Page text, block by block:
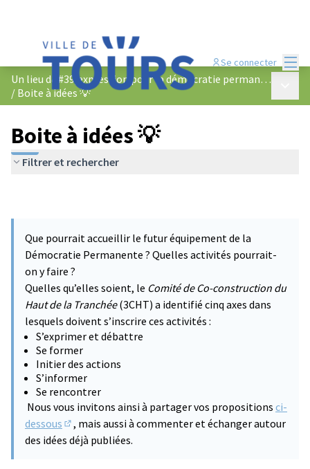
Se connecter
Un lieu d&#39;expression pour la démocratie permanente
/ Boite à idées 💡
Boite à idées 💡
Filtrer et rechercher
Que pourrait accueillir le futur équipement de la
Démocratie Permanente ? Quelles activités pourrait-
on y faire ?
Quelles qu’elles soient, le Comité de Co-construction du
Haut de la Tranchée(3CHT) a identifié cinq axes dans
lesquels doivent s’inscrire ces activités :
S’exprimer et débattre
Se former
Initier des actions
S’informer
Se rencontrer
Nous vous invitons ainsi à partager vos propositions ci-
dessous
(S'ouvre dans un nouvel onglet)
, mais aussi à commenter et échanger autour
des idées déjà publiées.